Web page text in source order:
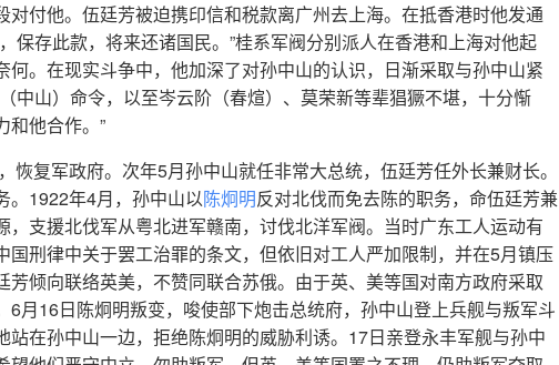
付他。伍廷芳被迫携印信和税款离广州去上海。在抵香港时他发通
保存此款，将来还诸国民。”桂系军阀分别派人在香港和上海对他起
。在现实斗争中，他加深了对孙中山的认识，日渐采取与孙中山紧
中山）命令，以至岑云阶（春煊）、莫荣新等辈猖獗不堪，十分惭
和他合作。”
复军政府。次年5月孙中山就任非常大总统，伍廷芳任外长兼财长。
。1922年4月，孙中山以陈炯明反对北伐而免去陈的职务，命伍廷芳兼
支援北伐军从粤北进军赣南，讨伐北洋军阀。当时广东工人运动有
刑律中关于罢工治罪的条文，但依旧对工人严加限制，并在5月镇压
倾向联络英美，不赞同联合苏俄。由于英、美等国对南方政府采取
月16日陈炯明叛变，唆使部下炮击总统府，孙中山登上兵舰与叛军斗
在孙中山一边，拒绝陈炯明的威胁利诱。17日亲登永丰军舰与孙中